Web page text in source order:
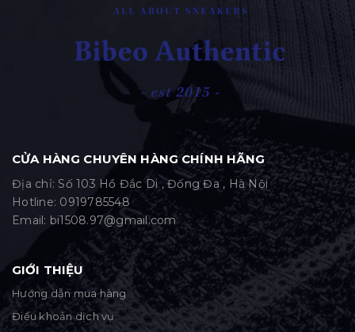
CỬA HÀNG CHUYÊN HÀNG CHÍNH HÃNG
Địa chỉ: Số 103 Hồ Đắc Di , Đống Đa , Hà Nội
Hotline: 0919785548
Email: bi1508.97@gmail.com
GIỚI THIỆU
Hướng dẫn mua hàng
Điều khoản dịch vụ